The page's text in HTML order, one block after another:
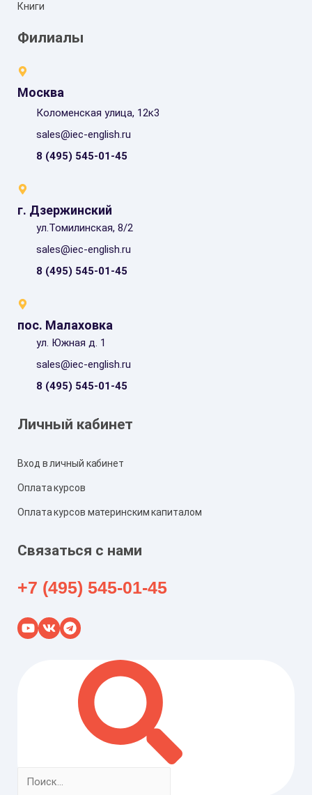
Книги
Филиалы
Москва
Коломенская улица, 12к3
sales@iec-english.ru
8 (495) 545-01-45
г. Дзержинский
ул.Томилинская, 8/2
sales@iec-english.ru
8 (495) 545-01-45
пос. Малаховка
ул. Южная д. 1
sales@iec-english.ru
8 (495) 545-01-45
Личный кабинет
Вход в личный кабинет
Оплата курсов
Оплата курсов материнским капиталом
Связаться с нами
+7 (495) 545-01-45